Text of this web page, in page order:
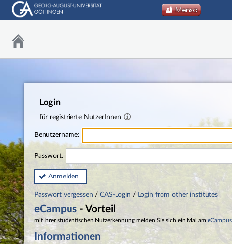
Login
für registrierte NutzerInnen
Benutzername:
Passwort:
Anmelden
Passwort vergessen / CAS-Login / Login from other institutes
eCampus - Vorteil
mit Ihrer studentischen Nutzerkennung melden Sie sich ein Mal am eCampus
Informationen